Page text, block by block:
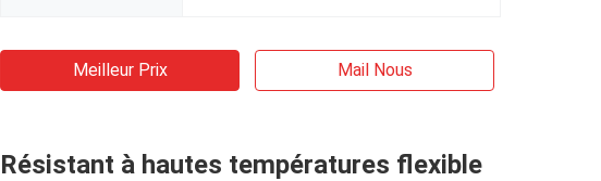
Meilleur Prix Mail Nous
Résistant à hautes températures flexible